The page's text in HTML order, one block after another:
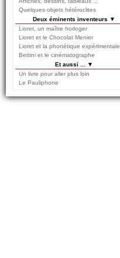
Quelques objets hétéroclites
Deux éminents inventeurs ▼
Lioret, un maître horloger
Lioret et le Chocolat Menier
Lioret et la phonétique expérimentale
Bettini et le cinématographe
Et aussi ... ▼
Un livre pour aller plus loin
Le Pauliphone